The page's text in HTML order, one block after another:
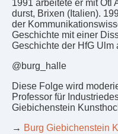
1991 arbeitete er mit Otl
durst, Brixen (Italien).
der
Geschichte mit einer
Geschichte der HfG Ulm
@burg_halle
Diese Folge wird
Professor für
Giebichenstein
→ Burg Giebichenstein